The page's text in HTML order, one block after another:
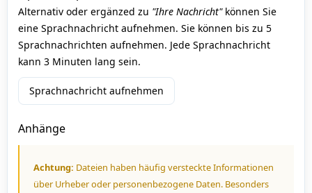
Alternativ oder ergänzed zu "Ihre Nachricht"können Sie
eine Sprachnachricht aufnehmen. Sie können bis zu 5
Sprachnachrichten aufnehmen. Jede Sprachnachricht
kann 3 Minuten lang sein.
Sprachnachricht aufnehmen
Anhänge
Achtung: Dateien haben häufig versteckte Informationen
über Urheber oder personenbezogene Daten. Besonders